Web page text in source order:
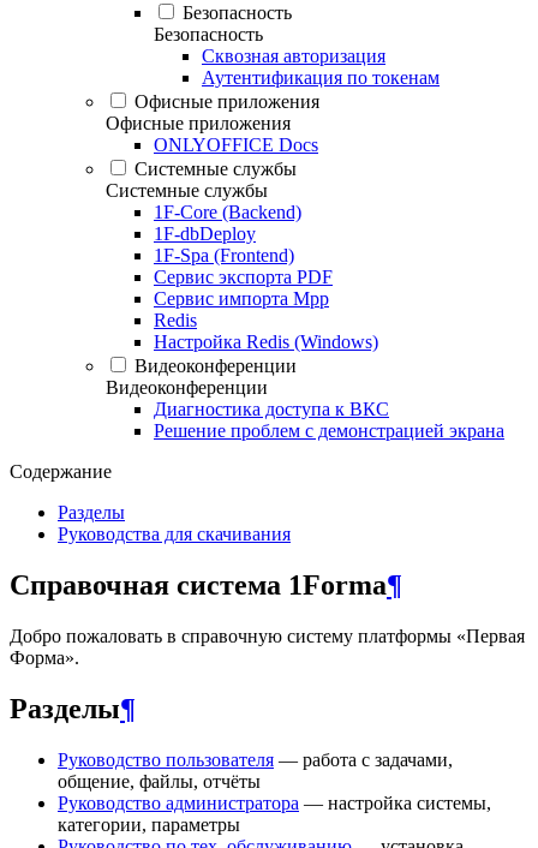
Безопасность
Безопасность
Сквозная авторизация
Аутентификация по токенам
Офисные приложения
Офисные приложения
ONLYOFFICE Docs
Системные службы
Системные службы
1F-Core (Backend)
1F-dbDeploy
1F-Spa (Frontend)
Сервис экспорта PDF
Сервис импорта Mpp
Redis
Настройка Redis (Windows)
Видеоконференции
Видеоконференции
Диагностика доступа к ВКС
Решение проблем с демонстрацией экрана
Содержание
Разделы
Руководства для скачивания
Справочная система 1Forma¶
Добро пожаловать в справочную систему платформы «Первая
Форма».
Разделы¶
Руководство пользователя — работа с задачами,
общение, файлы, отчёты
Руководство администратора — настройка системы,
категории, параметры